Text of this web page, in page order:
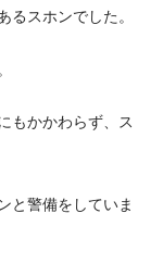
るスホンでした。
もかかわらず、ス
と警備をしていま